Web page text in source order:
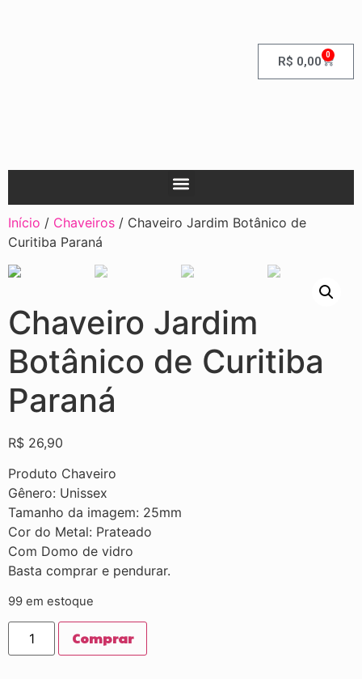
R$ 0,00 0
Início / Chaveiros / Chaveiro Jardim Botânico de
Curitiba Paraná
Chaveiro Jardim
Botânico de Curitiba
Paraná
R$ 26,90
Produto Chaveiro
Gênero: Unissex
Tamanho da imagem: 25mm
Cor do Metal: Prateado
Com Domo de vidro
Basta comprar e pendurar.
99 em estoque
Comprar